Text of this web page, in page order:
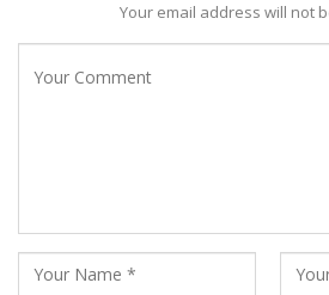
Your email address will not